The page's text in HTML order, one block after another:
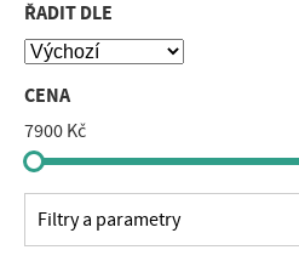
ŘADIT DLE
CENA
7900 Kč
Filtry a parametry